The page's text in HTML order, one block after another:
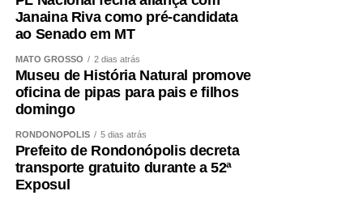
Janaina Riva como pré-candidata
ao Senado em MT
MATO GROSSO 2 dias atrás
Museu de História Natural promove
oficina de pipas para pais e filhos
domingo
RONDONÓPOLIS 5 dias atrás
Prefeito de Rondonópolis decreta
transporte gratuito durante a 52ª
Exposul